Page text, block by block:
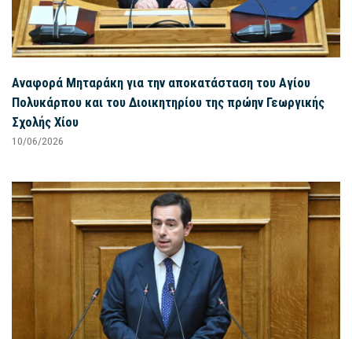
Αναφορά Μηταράκη για την αποκατάσταση του Αγίου
Πολυκάρπου και του Διοικητηρίου της πρώην Γεωργικής
Σχολής Χίου
10/06/2026